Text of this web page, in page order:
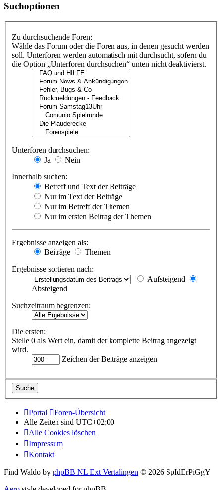
Suchoptionen
Zu durchsuchende Foren:
Wähle das Forum oder die Foren aus, in denen gesucht werden
soll. Unterforen werden automatisch mit durchsucht, sofern du
die Option „Unterforen durchsuchen“ unten nicht deaktivierst.
Unterforen durchsuchen:
Ja
Nein
Innerhalb suchen:
Betreff und Text der Beiträge
Nur im Text der Beiträge
Nur im Betreff der Themen
Nur im ersten Beitrag der Themen
Ergebnisse anzeigen als:
Beiträge
Themen
Ergebnisse sortieren nach:
Aufsteigend
Absteigend
Suchzeitraum begrenzen:
Die ersten:
Stelle 0 als Wert ein, damit der komplette Beitrag angezeigt
wird.
Zeichen der Beiträge anzeigen
Portal
Foren-Übersicht
Alle Zeiten sind UTC+02:00
Alle Cookies löschen
Impressum
Kontakt
Find Waldo by phpBB NL Ext Vertalingen © 2026 SpIdErPiGgY